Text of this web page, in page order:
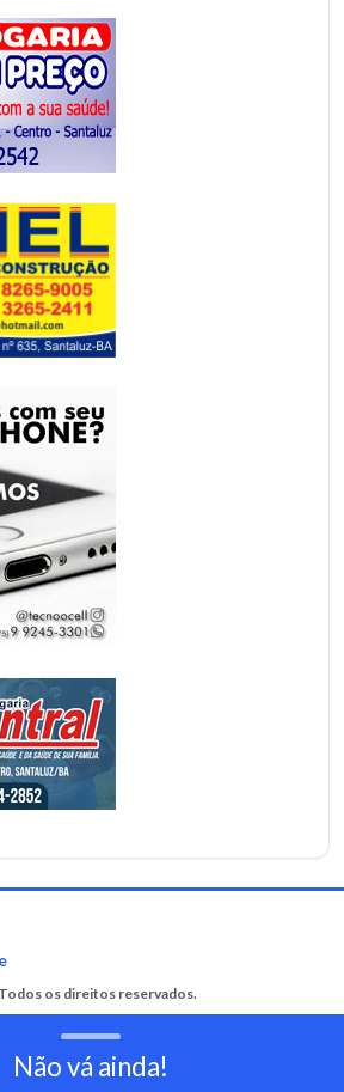
os direitos reservados.
Não vá ainda!